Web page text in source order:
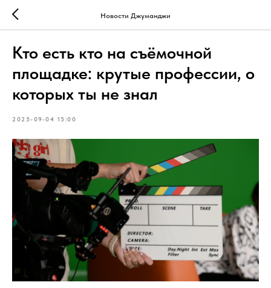
Новости Джуманджи
Кто есть кто на съёмочной
площадке: крутые профессии, о
которых ты не знал
2025-09-04 15:00